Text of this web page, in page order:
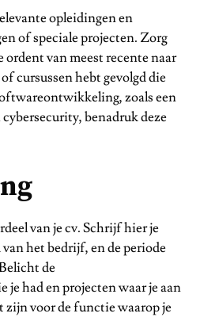
opleidingen en
of speciale projecten. Zorg
van meest recente naar
cursussen hebt gevolgd die
zoals een
benadruk deze
van je cv. Schrijf hier je
het bedrijf, en de periode
de
had en projecten waar je aan
zijn voor de functie waarop je